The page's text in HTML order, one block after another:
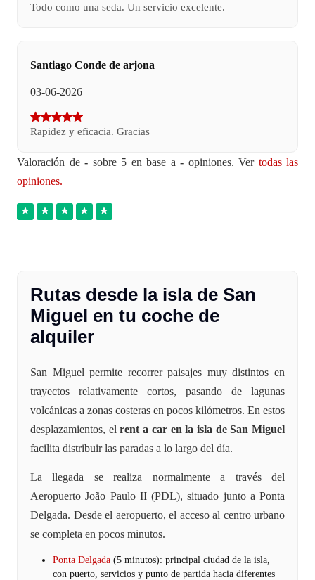
Todo como una seda. Un servicio excelente.
Santiago Conde de arjona
03-06-2026
Rapidez y eficacia. Gracias
Valoración de - sobre 5 en base a - opiniones. Ver todas las
opiniones.
Rutas desde la isla de San
Miguel en tu coche de
alquiler
San Miguel permite recorrer paisajes muy distintos en
trayectos relativamente cortos, pasando de lagunas
volcánicas a zonas costeras en pocos kilómetros. En estos
desplazamientos, elrent a car en la isla de San Miguel
facilita distribuir las paradas a lo largo del día.
La llegada se realiza normalmente a través del
Aeropuerto João Paulo II (PDL), situado junto a Ponta
Delgada. Desde el aeropuerto, el acceso al centro urbano
se completa en pocos minutos.
Ponta Delgada (5 minutos): principal ciudad de la isla,
con puerto, servicios y punto de partida hacia diferentes